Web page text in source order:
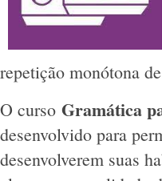
repetição monótona
O curso Gramática
desenvolvido para
desenvolverem suas